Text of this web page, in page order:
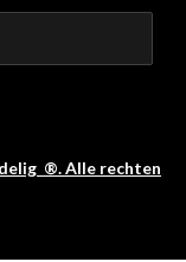
®. Alle rechten